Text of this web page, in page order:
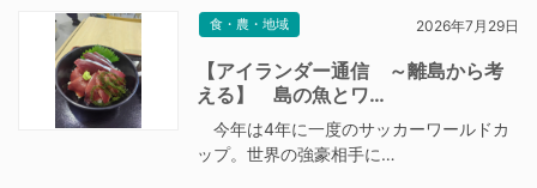
食・農・地域 2026年7月29日
【アイランダー通信 ～離島から考
える】 島の魚とワ…
今年は4年に一度のサッカーワールドカ
ップ。世界の強豪相手に…